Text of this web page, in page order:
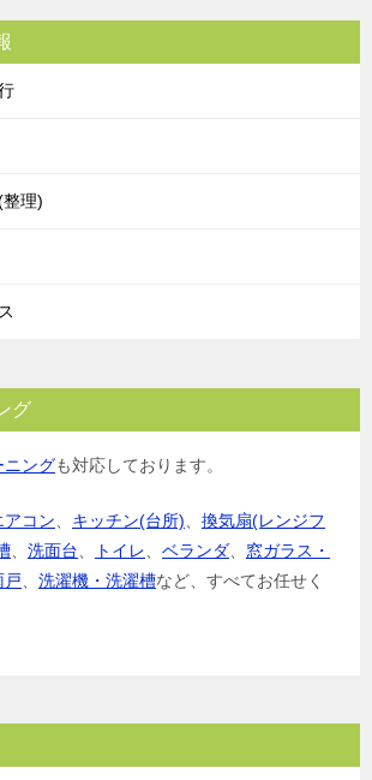
理)
グ
ニングも対応しております。
アコン キッチン(台所)
換気扇(レンジフ
洗面台 トイレ ベランダ
窓ガラス・
戸
洗濯機・洗濯槽など、すべてお任せく